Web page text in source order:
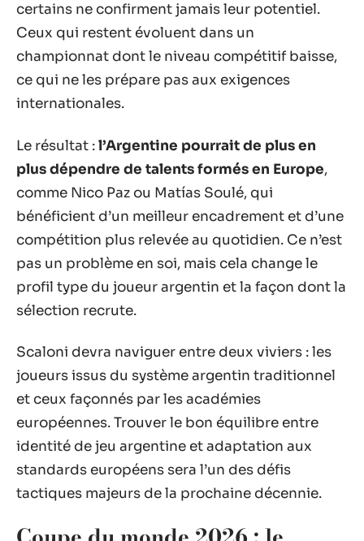
certains ne confirment jamais leur potentiel.
Ceux qui restent évoluent dans un
championnat dont le niveau compétitif baisse,
ce qui ne les prépare pas aux exigences
internationales.
Le résultat :l’Argentine pourrait de plus en
plus dépendre de talents formés en Europe,
comme Nico Paz ou Matías Soulé, qui
bénéficient d’un meilleur encadrement et d’une
compétition plus relevée au quotidien. Ce n’est
pas un problème en soi, mais cela change le
profil type du joueur argentin et la façon dont la
sélection recrute.
Scaloni devra naviguer entre deux viviers : les
joueurs issus du système argentin traditionnel
et ceux façonnés par les académies
européennes. Trouver le bon équilibre entre
identité de jeu argentine et adaptation aux
standards européens sera l’un des défis
tactiques majeurs de la prochaine décennie.